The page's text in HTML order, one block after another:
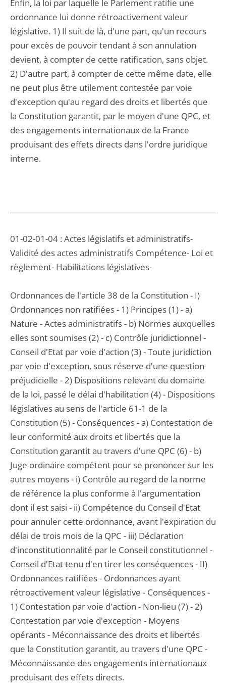
Enfin, la loi par laquelle le Parlement ratifie une
ordonnance lui donne rétroactivement valeur
législative. 1) Il suit de là, d'une part, qu'un recours
pour excès de pouvoir tendant à son annulation
devient, à compter de cette ratification, sans objet.
2) D'autre part, à compter de cette même date, elle
ne peut plus être utilement contestée par voie
d'exception qu'au regard des droits et libertés que
la Constitution garantit, par le moyen d'une QPC, et
des engagements internationaux de la France
produisant des effets directs dans l'ordre juridique
interne.
01-02-01-04 : Actes législatifs et administratifs-
Validité des actes administratifs Compétence- Loi et
règlement- Habilitations législatives-
Ordonnances de l'article 38 de la Constitution - I)
Ordonnances non ratifiées - 1) Principes (1) - a)
Nature - Actes administratifs - b) Normes auxquelles
elles sont soumises (2) - c) Contrôle juridictionnel -
Conseil d'Etat par voie d'action (3) - Toute juridiction
par voie d'exception, sous réserve d'une question
préjudicielle - 2) Dispositions relevant du domaine
de la loi, passé le délai d'habilitation (4) - Dispositions
législatives au sens de l'article 61-1 de la
Constitution (5) - Conséquences - a) Contestation de
leur conformité aux droits et libertés que la
Constitution garantit au travers d'une QPC (6) - b)
Juge ordinaire compétent pour se prononcer sur les
autres moyens - i) Contrôle au regard de la norme
de référence la plus conforme à l'argumentation
dont il est saisi - ii) Compétence du Conseil d'Etat
pour annuler cette ordonnance, avant l'expiration du
délai de trois mois de la QPC - iii) Déclaration
d'inconstitutionnalité par le Conseil constitutionnel -
Conseil d'Etat tenu d'en tirer les conséquences - II)
Ordonnances ratifiées - Ordonnances ayant
rétroactivement valeur législative - Conséquences -
1) Contestation par voie d'action - Non-lieu (7) - 2)
Contestation par voie d'exception - Moyens
opérants - Méconnaissance des droits et libertés
que la Constitution garantit, au travers d'une QPC -
Méconnaissance des engagements internationaux
produisant des effets directs.